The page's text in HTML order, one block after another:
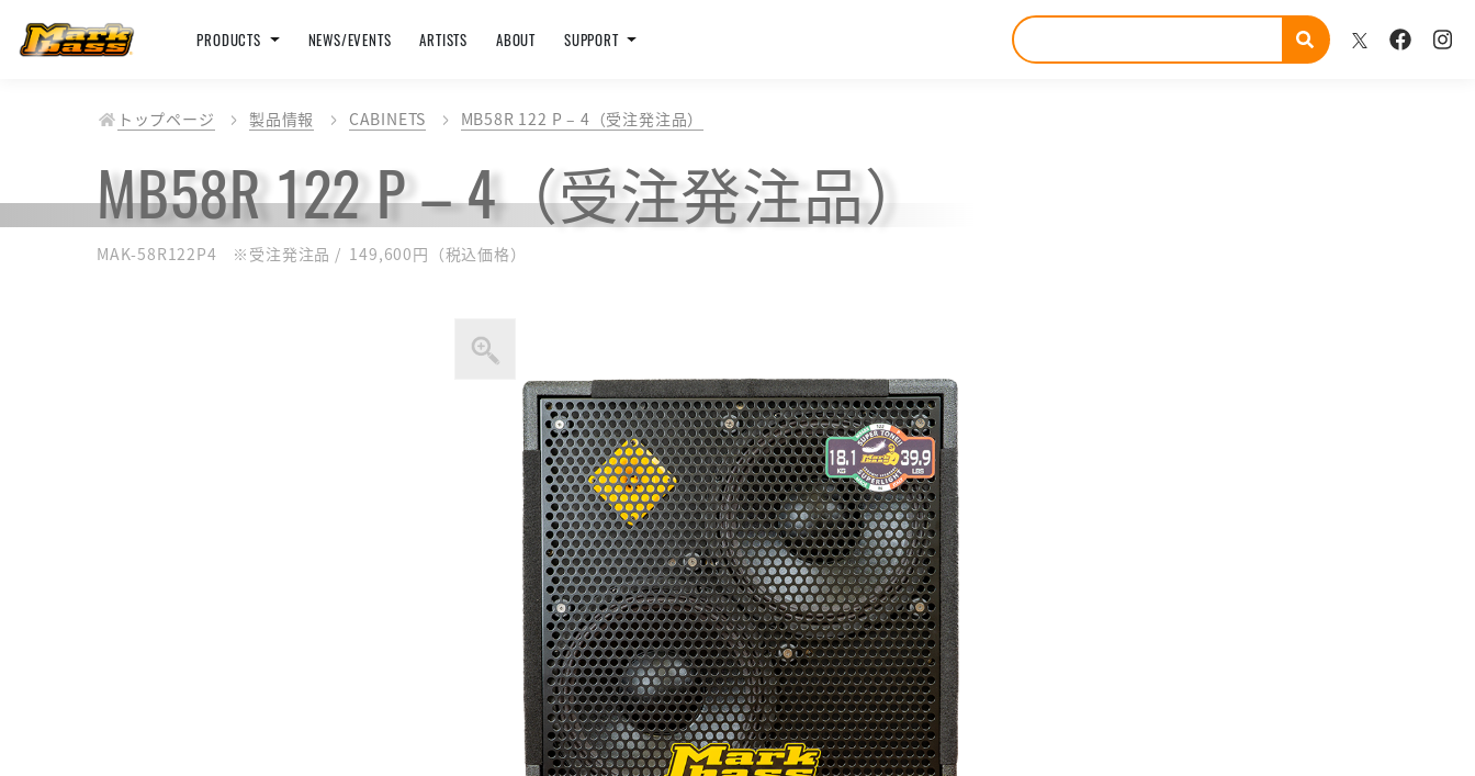
PRODUCTS NEWS/EVENTS ARTISTS ABOUT SUPPORT
トップページ 製品情報 CABINETS MB58R 122 P – 4（受注発注品）
MB58R 122 P – 4（受注発注品）
MAK-58R122P4 ※受注発注品 / 149,600円（税込価格）